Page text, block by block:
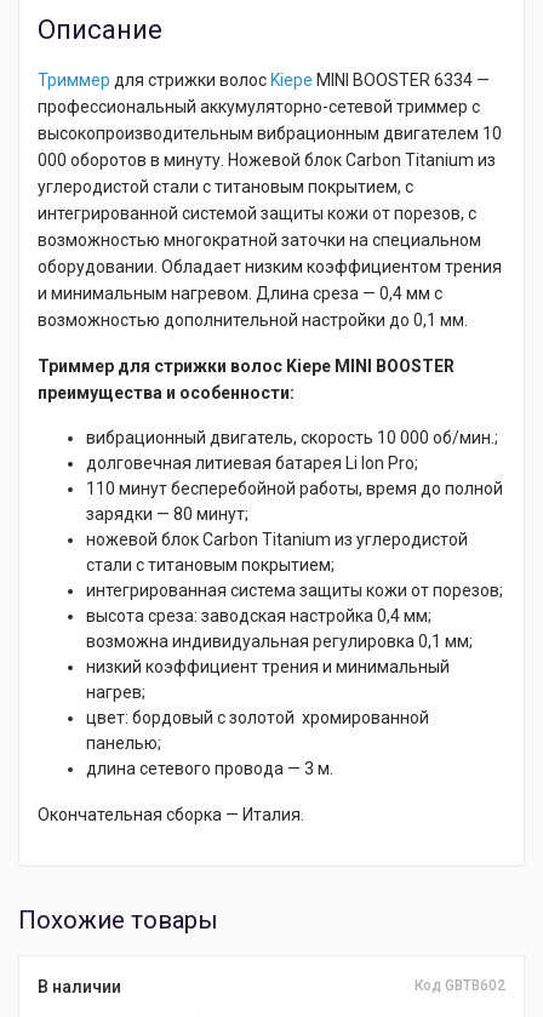
Описание
Триммер для стрижки волос Kiepe MINI BOOSTER 6334 —
профессиональный аккумуляторно-сетевой триммер с
высокопроизводительным вибрационным двигателем 10
000 оборотов в минуту. Ножевой блок Carbon Titanium из
углеродистой стали с титановым покрытием, с
интегрированной системой защиты кожи от порезов, с
возможностью многократной заточки на специальном
оборудовании. Обладает низким коэффициентом трения
и минимальным нагревом. Длина среза — 0,4 мм с
возможностью дополнительной настройки до 0,1 мм.
Триммер для стрижки волос Kiepe MINI BOOSTER
преимущества и особенности:
вибрационный двигатель, скорость 10 000 об/мин.;
долговечная литиевая батарея Li Ion Pro;
110 минут бесперебойной работы, время до полной
зарядки — 80 минут;
ножевой блок Carbon Titanium из углеродистой
стали с титановым покрытием;
интегрированная система защиты кожи от порезов;
высота среза: заводская настройка 0,4 мм;
возможна индивидуальная регулировка 0,1 мм;
низкий коэффициент трения и минимальный
нагрев;
цвет: бордовый с золотой хромированной
панелью;
длина сетевого провода — 3 м.
Окончательная сборка — Италия.
Похожие товары
В наличии Код GBTB602